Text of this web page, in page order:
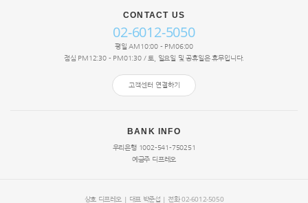
CONTACT US
02-6012-5050
평일 AM10:00 - PM06:00
점심 PM12:30 - PM01:30 / 토, 일요일 및 공휴일은 휴무입니다.
고객센터 연결하기
BANK INFO
우리은행 1002-541-750251
예금주 디프레오
상호 디프레오 | 대표 박준섭 | 전화 02-6012-5050